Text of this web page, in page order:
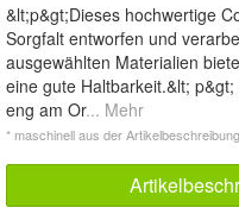
&lt;p&gt;Dieses hochwertige
Sorgfalt entworfen und
ausgewählten Materialien
eine gute Haltbarkeit.&lt;
eng am Or... Mehr
* maschinell aus der